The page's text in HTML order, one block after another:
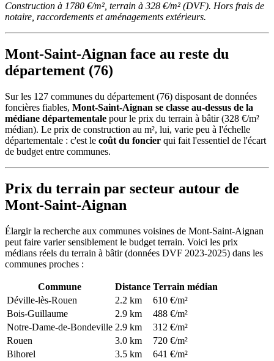
Construction à 1780 €/m², terrain à 328 €/m² (DVF). Hors frais de
notaire, raccordements et aménagements extérieurs.
Mont-Saint-Aignan face au reste du
département (76)
Sur les 127 communes du département (76) disposant de données
foncières fiables, Mont-Saint-Aignan se classe au-dessus de la
médiane départementale pour le prix du terrain à bâtir (328 €/m²
médian). Le prix de construction au m², lui, varie peu à l'échelle
départementale : c'est le coût du foncier qui fait l'essentiel de l'écart
de budget entre communes.
Prix du terrain par secteur autour de
Mont-Saint-Aignan
Élargir la recherche aux communes voisines de Mont-Saint-Aignan
peut faire varier sensiblement le budget terrain. Voici les prix
médians réels du terrain à bâtir (données DVF 2023-2025) dans les
communes proches :
Commune Distance Terrain médian
Déville-lès-Rouen
2.2 km
610 €/m²
Bois-Guillaume
2.9 km
488 €/m²
Notre-Dame-de-Bondeville 2.9 km
312 €/m²
Rouen
3.0 km
720 €/m²
Bihorel
3.5 km
641 €/m²